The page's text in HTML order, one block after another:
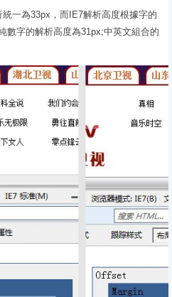
一為33px，而IE7解析高度根據字的
數字的解析高度為31px;中英文組合的